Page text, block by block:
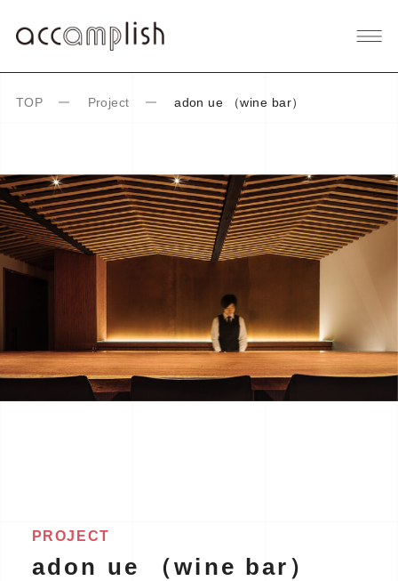
TOP Project adon ue （wine bar）
PROJECT
adon ue （wine bar）